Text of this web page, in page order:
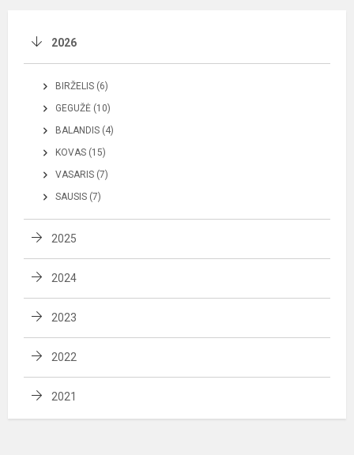
2026
BIRŽELIS (6)
GEGUŽĖ (10)
BALANDIS (4)
KOVAS (15)
VASARIS (7)
SAUSIS (7)
2025
2024
2023
2022
2021